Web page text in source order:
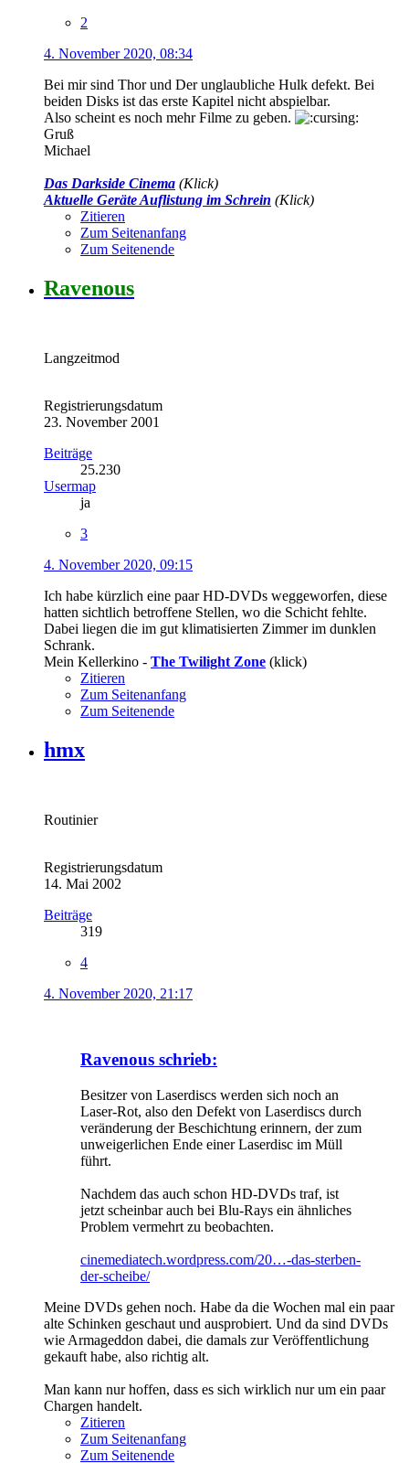
2
4. November 2020, 08:34
Bei mir sind Thor und Der unglaubliche Hulk defekt. Bei
beiden Disks ist das erste Kapitel nicht abspielbar.
Also scheint es noch mehr Filme zu geben.
Gruß
Michael
Das Darkside Cinema (Klick)
Aktuelle Geräte Auflistung im Schrein (Klick)
Zitieren
Zum Seitenanfang
Zum Seitenende
Ravenous
Langzeitmod
Registrierungsdatum
23. November 2001
Beiträge
25.230
Usermap
ja
3
4. November 2020, 09:15
Ich habe kürzlich eine paar HD-DVDs weggeworfen, diese
hatten sichtlich betroffene Stellen, wo die Schicht fehlte.
Dabei liegen die im gut klimatisierten Zimmer im dunklen
Schrank.
Mein Kellerkino - The Twilight Zone (klick)
Zitieren
Zum Seitenanfang
Zum Seitenende
hmx
Routinier
Registrierungsdatum
14. Mai 2002
Beiträge
319
4
4. November 2020, 21:17
Ravenous schrieb:
Besitzer von Laserdiscs werden sich noch an
Laser-Rot, also den Defekt von Laserdiscs durch
veränderung der Beschichtung erinnern, der zum
unweigerlichen Ende einer Laserdisc im Müll
führt.
Nachdem das auch schon HD-DVDs traf, ist
jetzt scheinbar auch bei Blu-Rays ein ähnliches
Problem vermehrt zu beobachten.
cinemediatech.wordpress.com/20…-das-sterben-
der-scheibe/
Meine DVDs gehen noch. Habe da die Wochen mal ein paar
alte Schinken geschaut und ausprobiert. Und da sind DVDs
wie Armageddon dabei, die damals zur Veröffentlichung
gekauft habe, also richtig alt.
Man kann nur hoffen, dass es sich wirklich nur um ein paar
Chargen handelt.
Zitieren
Zum Seitenanfang
Zum Seitenende